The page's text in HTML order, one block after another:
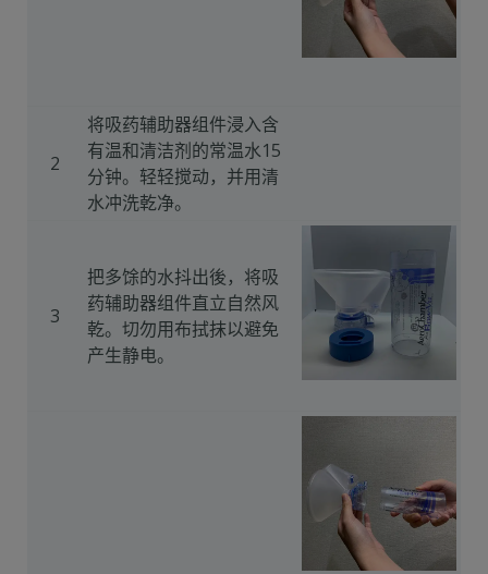
2
将吸药辅助器组件浸入含
有温和清洁剂的常温水15
分钟。轻轻搅动，并用清
水冲洗乾净。
3
把多馀的水抖出後，将吸
药辅助器组件直立自然风
乾。切勿用布拭抹以避免
产生静电。